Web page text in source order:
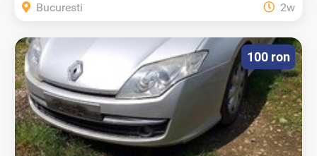
Bucuresti 2w
100 ron